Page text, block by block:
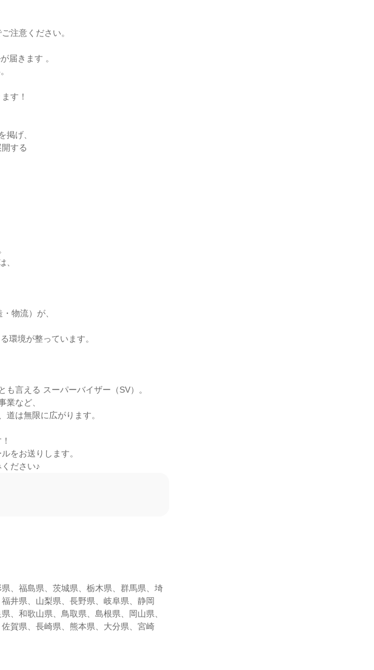
注意ください。
届きます 。
す！
掲げ、
する
をお送りします。
ださい♪
、福島県、茨城県、栃木県、群馬県、埼
井県、山梨県、長野県、岐阜県、静岡
、和歌山県、鳥取県、島根県、岡山県、
賀県、長崎県、熊本県、大分県、宮崎